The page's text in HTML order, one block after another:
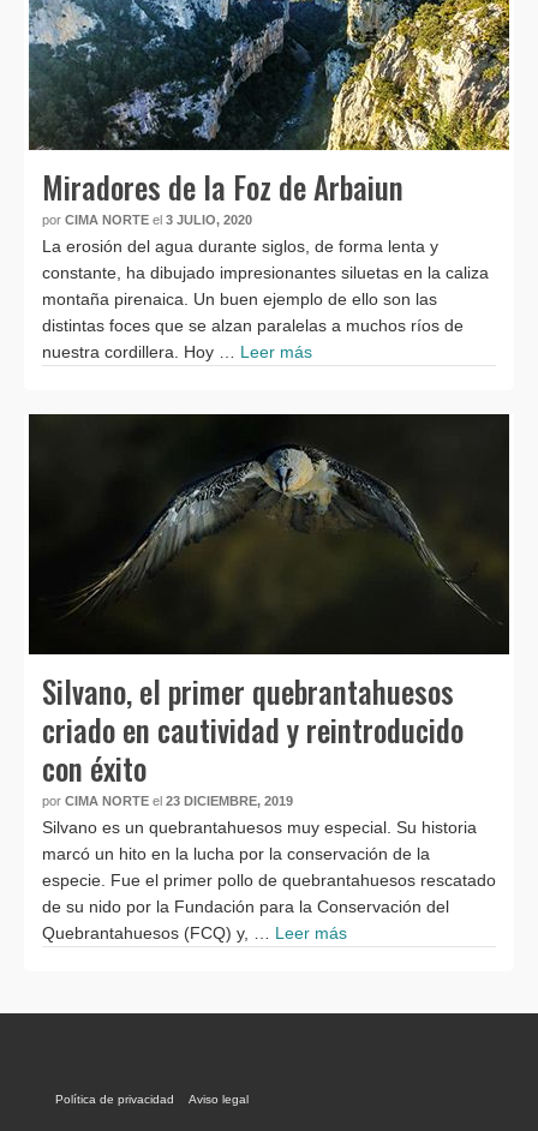
Miradores de la Foz de Arbaiun
por CIMA NORTE el 3 JULIO, 2020
La erosión del agua durante siglos, de forma lenta y
constante, ha dibujado impresionantes siluetas en la caliza
montaña pirenaica. Un buen ejemplo de ello son las
distintas foces que se alzan paralelas a muchos ríos de
nuestra cordillera. Hoy … Leer más
Silvano, el primer quebrantahuesos
criado en cautividad y reintroducido
con éxito
por CIMA NORTE el 23 DICIEMBRE, 2019
Silvano es un quebrantahuesos muy especial. Su historia
marcó un hito en la lucha por la conservación de la
especie. Fue el primer pollo de quebrantahuesos rescatado
de su nido por la Fundación para la Conservación del
Quebrantahuesos (FCQ) y, … Leer más
Política de privacidad Aviso legal